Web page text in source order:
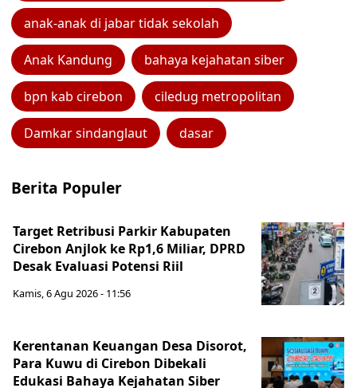
anak-anak di jabar tidak sekolah
Anak Kandung bahaya kejahatan siber
bpn kab cirebon ciledug metropolitan
Damkar sindanglaut dasar
Berita Populer
Target Retribusi Parkir Kabupaten
Cirebon Anjlok ke Rp1,6 Miliar, DPRD
Desak Evaluasi Potensi Riil
Kamis, 6 Agu 2026 - 11:56
Kerentanan Keuangan Desa Disorot,
Para Kuwu di Cirebon Dibekali
Edukasi Bahaya Kejahatan Siber